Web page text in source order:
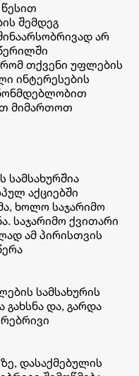
შემდეგ
არ
რომ თქვენი უფლების
ინტერესების
მიმართოთ
სამსახურშია
აქციებში
ხოლო საჯარიმო
საჯარიმო ქვითარი
ამ პირისთვის
სამსახურის
და, გარდა
დასაქმებულის